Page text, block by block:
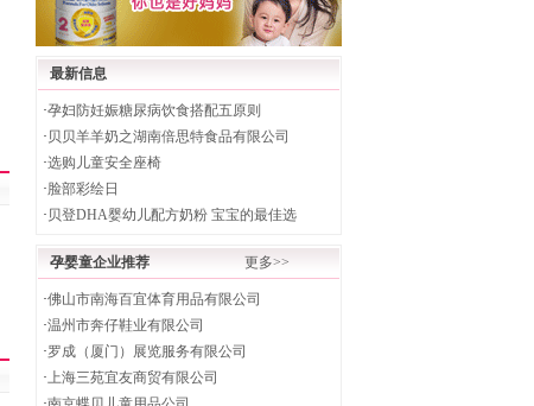
最新信息
·孕妇防妊娠糖尿病饮食搭配五原则
· 贝贝羊羊奶之湖南倍思特食品有限公司
·选购儿童安全座椅
·脸部彩绘日
· 贝登DHA婴幼儿配方奶粉 宝宝的最佳选
孕婴童企业推荐 更多>>
·佛山市南海百宜体育用品有限公司
·温州市奔仔鞋业有限公司
·罗成（厦门）展览服务有限公司
·上海三苑宜友商贸有限公司